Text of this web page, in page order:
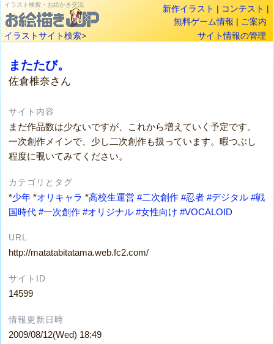
イラスト検索・お絵かき交流 新作イラスト | コンテスト |
無料ゲーム情報 | ご案内
イラストサイト検索> サイト情報の管理
またたび。
佐倉椎奈さん
サイト内容
まだ作品数は少ないですが、これから増えていく予定です。
一次創作メインで、少し二次創作も扱っています。暇つぶし
程度に覗いてみてください。
カテゴリとタグ
*少年 *オリキャラ *高校生運営 #二次創作 #忍者 #デジタル #戦
国時代 #一次創作 #オリジナル #女性向け #VOCALOID
URL
http://matatabitatama.web.fc2.com/
サイトID
14599
情報更新日時
2009/08/12(Wed) 18:49